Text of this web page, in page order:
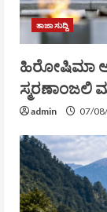
ತಾಜಾ ಸುದ್ದಿ
ಹಿರೋಷಿಮಾ
ಸ್ಮರಣಾಂಜಲಿ
admin 07/